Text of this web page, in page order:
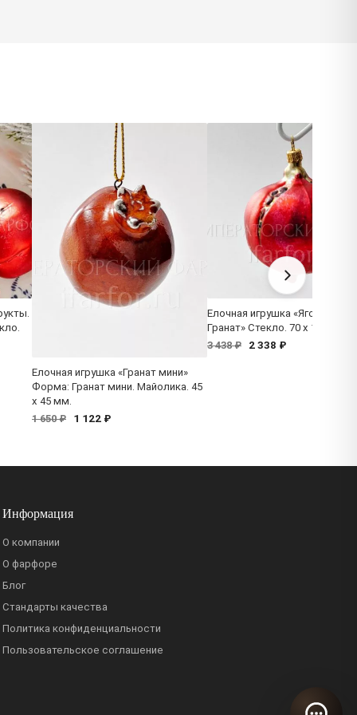
Елочная игрушка «Гранат мини»
Форма: Гранат мини. Майолика. 45
x 45 мм.
1 650 ₽
1 122 ₽
Елочная игрушка «Ягоды и
Гранат» Стекло. 70 x 105 мм.
3 438 ₽
2 338 ₽
Информация
О компании
О фарфоре
Блог
Стандарты качества
Политика конфиденциальности
Пользовательское соглашение